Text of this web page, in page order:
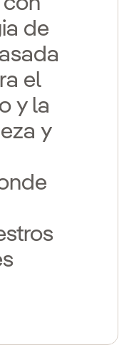
de
el
y la
y